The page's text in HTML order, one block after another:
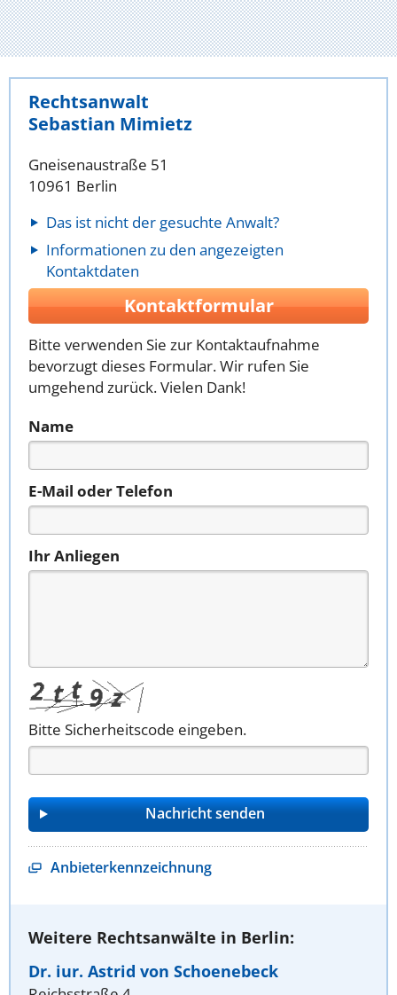
Rechtsanwalt
Sebastian Mimietz
Gneisenaustraße 51
10961 Berlin
Das ist nicht der gesuchte Anwalt?
Informationen zu den angezeigten
Kontaktdaten
Kontaktformular
Bitte verwenden Sie zur Kontaktaufnahme
bevorzugt dieses Formular. Wir rufen Sie
umgehend zurück. Vielen Dank!
Name
E-Mail oder Telefon
Ihr Anliegen
Bitte Sicherheitscode eingeben.
Anbieterkennzeichnung
Weitere Rechtsanwälte in Berlin:
Dr. iur. Astrid von Schoenebeck